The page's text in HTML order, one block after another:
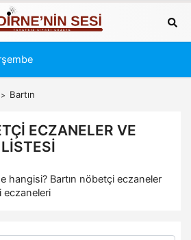
Bartın
ECZANELER VE
hangisi? Bartın nöbetçi eczaneler
eczaneleri